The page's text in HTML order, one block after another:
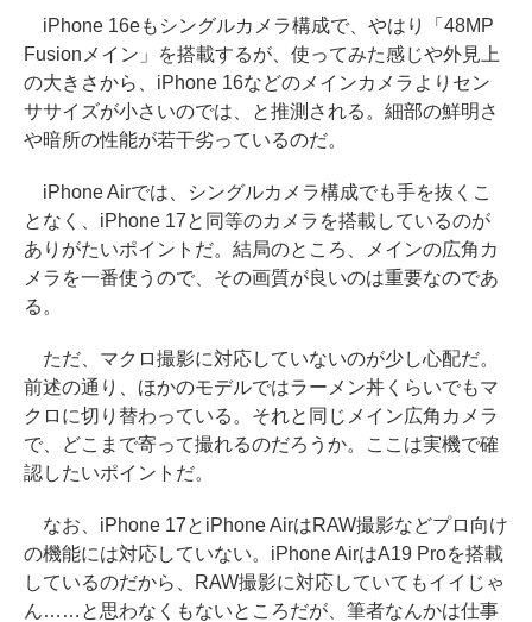
iPhone 16eもシングルカメラ構成で、やはり「48MP
Fusionメイン」を搭載するが、使ってみた感じや外見上
の大きさから、iPhone 16などのメインカメラよりセン
ササイズが小さいのでは、と推測される。細部の鮮明さ
や暗所の性能が若干劣っているのだ。
iPhone Airでは、シングルカメラ構成でも手を抜くこ
となく、iPhone 17と同等のカメラを搭載しているのが
ありがたいポイントだ。結局のところ、メインの広角カ
メラを一番使うので、その画質が良いのは重要なのであ
る。
ただ、マクロ撮影に対応していないのが少し心配だ。
前述の通り、ほかのモデルではラーメン丼くらいでもマ
クロに切り替わっている。それと同じメイン広角カメラ
で、どこまで寄って撮れるのだろうか。ここは実機で確
認したいポイントだ。
なお、iPhone 17とiPhone AirはRAW撮影などプロ向け
の機能には対応していない。iPhone AirはA19 Proを搭載
しているのだから、RAW撮影に対応していてもイイじゃ
ん……と思わなくもないところだが、筆者なんかは仕事